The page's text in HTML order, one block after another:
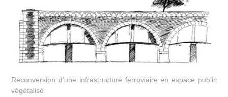
Reconversion d’une infrastructure ferroviaire en espace public
végétalisé